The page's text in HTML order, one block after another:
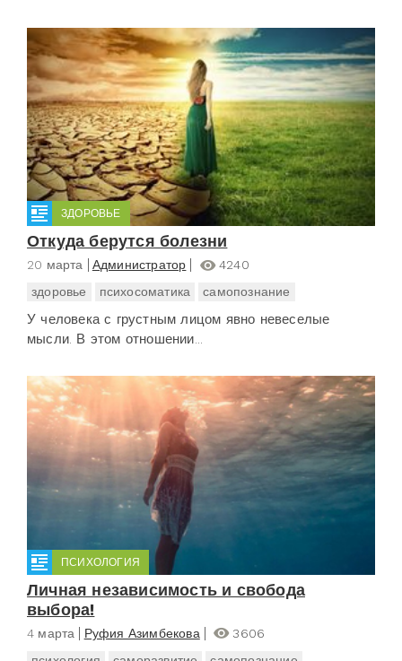
ЗДОРОВЬЕ
Откуда берутся болезни
20 марта Администратор
4240
здоровье
психосоматика самопознание
У человека с грустным лицом явно невеселые
мысли. В этом отношении...
ПСИХОЛОГИЯ
Личная независимость и свобода
выбора!
4 марта Руфия Азимбекова
3606